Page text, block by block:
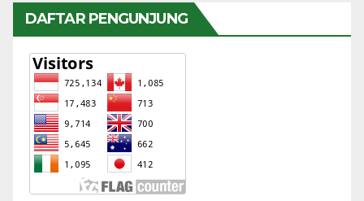
DAFTAR PENGUNJUNG